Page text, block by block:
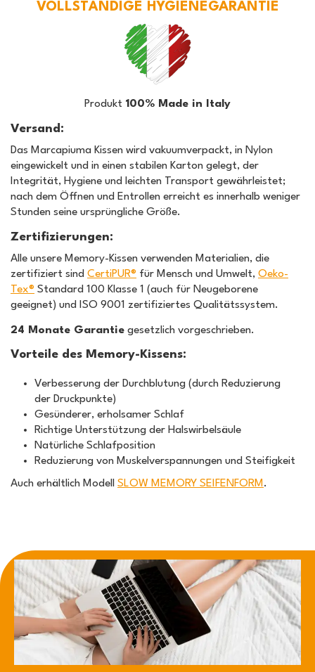
VOLLSTÄNDIGE HYGIENEGARANTIE
Produkt 100% Made in Italy
Versand:
Das Marcapiuma Kissen wird vakuumverpackt, in Nylon
eingewickelt und in einen stabilen Karton gelegt, der
Integrität, Hygiene und leichten Transport gewährleistet;
nach dem Öffnen und Entrollen erreicht es innerhalb weniger
Stunden seine ursprüngliche Größe.
Zertifizierungen:
Alle unsere Memory-Kissen verwenden Materialien, die
zertifiziert sind CertiPUR® für Mensch und Umwelt, Oeko-
Tex® Standard 100 Klasse 1 (auch für Neugeborene
geeignet) und ISO 9001 zertifiziertes Qualitätssystem.
24 Monate Garantie gesetzlich vorgeschrieben.
Vorteile des Memory-Kissens:
Verbesserung der Durchblutung (durch Reduzierung
der Druckpunkte)
Gesünderer, erholsamer Schlaf
Richtige Unterstützung der Halswirbelsäule
Natürliche Schlafposition
Reduzierung von Muskelverspannungen und Steifigkeit
Auch erhältlich Modell SLOW MEMORY SEIFENFORM.